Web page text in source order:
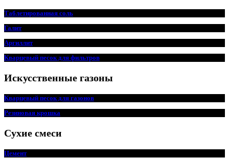
Таблетированная соль
Галит
Аргиллит
Кварцевый песок для фильтров
Искусственные газоны
Кварцевый песок для газонов
Резиновая крошка
Сухие смеси
Цемент